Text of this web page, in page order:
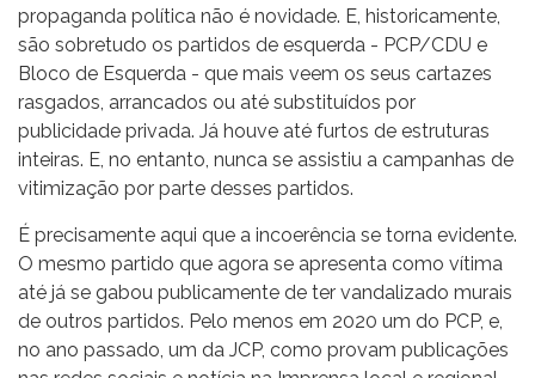
propaganda política não é novidade. E, historicamente,
são sobretudo os partidos de esquerda - PCP/CDU e
Bloco de Esquerda - que mais veem os seus cartazes
rasgados, arrancados ou até substituídos por
publicidade privada. Já houve até furtos de estruturas
inteiras. E, no entanto, nunca se assistiu a campanhas de
vitimização por parte desses partidos.
É precisamente aqui que a incoerência se torna evidente.
O mesmo partido que agora se apresenta como vítima
até já se gabou publicamente de ter vandalizado murais
de outros partidos. Pelo menos em 2020 um do PCP, e,
no ano passado, um da JCP, como provam publicações